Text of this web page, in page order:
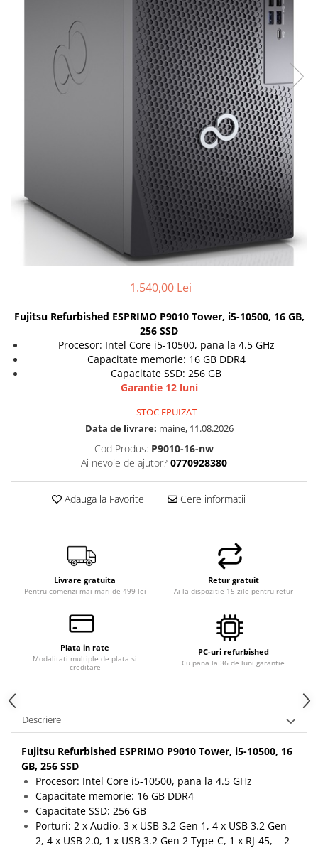
Incarcatoare laptop
Incarcatoare laptop refurbished
Standuri și Coolere Laptop
Alte accesorii
Card reader
Placi de baza
Ventilatoare carcasa
Componente Renew/Refurbished
Placi de baza REFURBISHED
Calculatoare All-in-One NOI
All-in-One REFURBISHED
Calculatoare All-in-One RENEW
Componente All-in-One
1.540,00 Lei
Fujitsu Refurbished ESPRIMO P9010 Tower, i5-10500, 16 GB,
256 SSD
Procesor: Intel Core i5-10500, pana la 4.5 GHz
Capacitate memorie: 16 GB DDR4
Capacitate SSD: 256 GB
Garantie 12 luni
STOC EPUIZAT
Data de livrare: maine, 11.08.2026
Cod Produs: P9010-16-nw
Ai nevoie de ajutor? 0770928380
Adauga la Favorite Cere informatii
Livrare gratuita
Pentru comenzi mai mari de 499 lei
Retur gratuit
Ai la dispozitie 15 zile pentru retur
Plata in rate
Modalitati multiple de plata si
creditare
PC-uri refurbished
Cu pana la 36 de luni garantie
Descriere
Fujitsu Refurbished ESPRIMO P9010 Tower, i5-10500, 16
GB, 256 SSD
Procesor: Intel Core i5-10500, pana la 4.5 GHz
Capacitate memorie: 16 GB DDR4
Capacitate SSD: 256 GB
Porturi: 2 x Audio, 3 x USB 3.2 Gen 1, 4 x USB 3.2 Gen
2, 4 x USB 2.0, 1 x USB 3.2 Gen 2 Type-C, 1 x RJ-45, 2